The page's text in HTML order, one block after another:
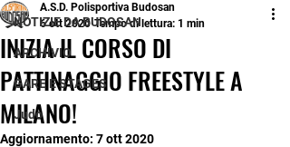
NOTIZIE DA BUDOSAN
ARCHIVIO
GARE E STAGES
Judo
INIZIA IL CORSO DI
PATTINAGGIO FREESTYLE A
MILANO!
A.S.D. Polisportiva Budosan
6 ott 2020 Tempo di lettura: 1 min
Aggiornamento: 7 ott 2020